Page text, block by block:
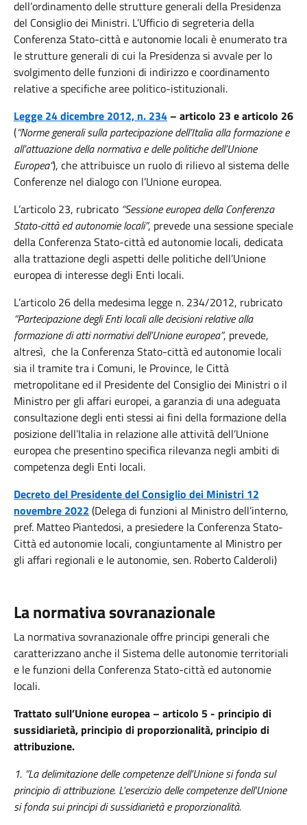
dell’ordinamento delle strutture generali della Presidenza
del Consiglio dei Ministri. L’Ufficio di segreteria della
Conferenza Stato-città e autonomie locali è enumerato tra
le strutture generali di cui la Presidenza si avvale per lo
svolgimento delle funzioni di indirizzo e coordinamento
relative a specifiche aree politico-istituzionali.
Legge 24 dicembre 2012, n. 234 – articolo 23 e articolo 26
(“Norme generali sulla partecipazione dell’Italia alla formazione e
all’attuazione della normativa e delle politiche dell’Unione
Europea”), che attribuisce un ruolo di rilievo al sistema delle
Conferenze nel dialogo con l’Unione europea.
L’articolo 23, rubricato “Sessione europea della Conferenza
Stato-città ed autonomie locali”, prevede una sessione speciale
della Conferenza Stato-città ed autonomie locali, dedicata
alla trattazione degli aspetti delle politiche dell’Unione
europea di interesse degli Enti locali.
L’articolo 26 della medesima legge n. 234/2012, rubricato
“Partecipazione degli Enti locali alle decisioni relative alla
formazione di atti normativi dell’Unione europea”, prevede,
altresì, che la Conferenza Stato-città ed autonomie locali
sia il tramite tra i Comuni, le Province, le Città
metropolitane ed il Presidente del Consiglio dei Ministri o il
Ministro per gli affari europei, a garanzia di una adeguata
consultazione degli enti stessi ai fini della formazione della
posizione dell’Italia in relazione alle attività dell’Unione
europea che presentino specifica rilevanza negli ambiti di
competenza degli Enti locali.
Decreto del Presidente del Consiglio dei Ministri 12
novembre 2022 (Delega di funzioni al Ministro dell’interno,
pref. Matteo Piantedosi, a presiedere la Conferenza Stato-
Città ed autonomie locali, congiuntamente al Ministro per
gli affari regionali e le autonomie, sen. Roberto Calderoli)
La normativa sovranazionale
La normativa sovranazionale offre principi generali che
caratterizzano anche il Sistema delle autonomie territoriali
e le funzioni della Conferenza Stato-città ed autonomie
locali.
Trattato sull’Unione europea – articolo 5 - principio di
sussidiarietà, principio di proporzionalità, principio di
attribuzione.
1. “La delimitazione delle competenze dell'Unione si fonda sul
principio di attribuzione. L'esercizio delle competenze dell'Unione
si fonda sui principi di sussidiarietà e proporzionalità.